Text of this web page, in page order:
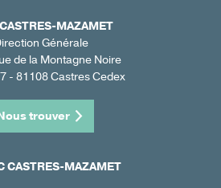
MAZAMET
Générale
de la Montagne Noire
- 81108 Castres Cedex
trouver
CASTRES-MAZAMET